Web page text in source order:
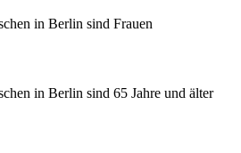
in Berlin sind Frauen
in Berlin sind 65 Jahre und älter